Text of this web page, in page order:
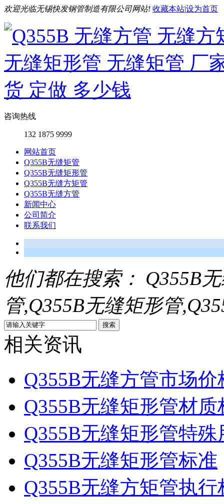
欢迎光临无锡快发钢管制造有限公司网站! 收藏本站|设为首页
咨询热线
132 1875 9999
网站首页
Q355B无缝矩管
Q355B无缝矩形管
Q355B无缝方矩管
Q355B无缝方管
新闻中心
公司简介
联系我们
他们都在搜索： Q355B
管,Q355B无缝矩形管
相关资讯
Q355B无缝方管市场价
Q355B无缝矩形管材质
Q355B无缝矩形管特殊
Q355B无缝矩形管标准
Q355B无缝方矩管执行